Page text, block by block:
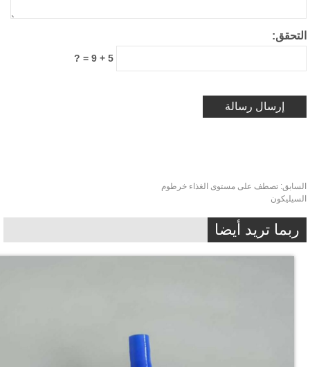
تصطف على مستوى الغذاء خرطوم
تريد أيضا